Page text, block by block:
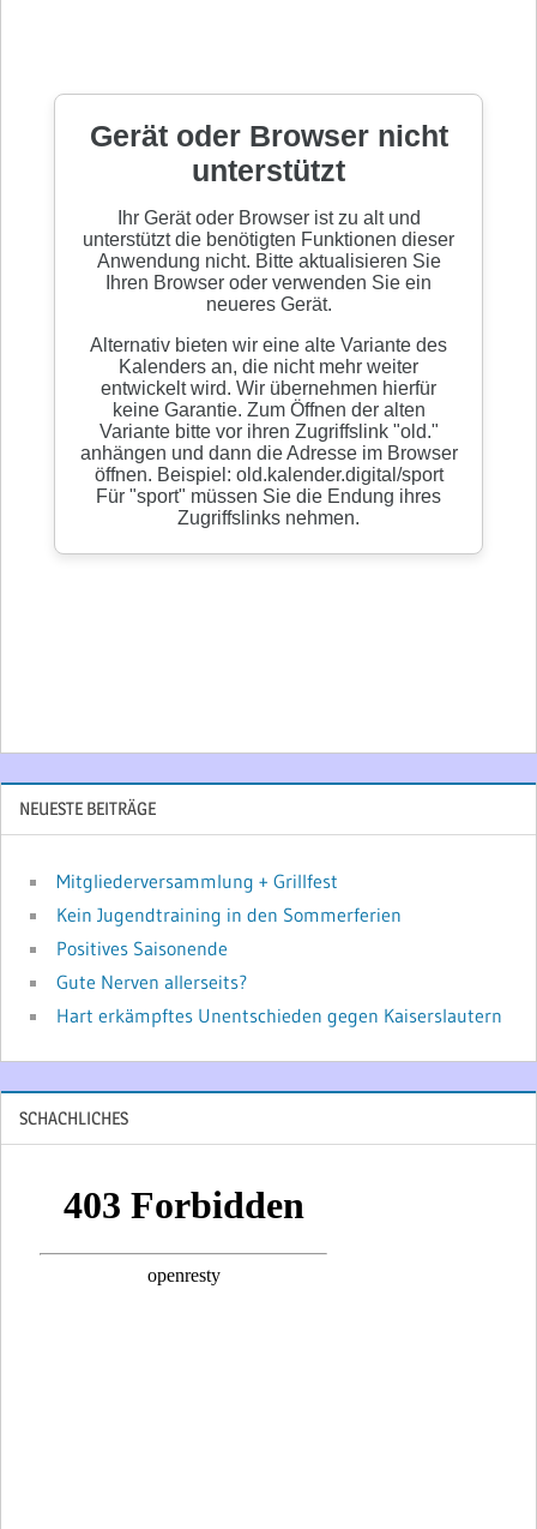
NEUESTE BEITRÄGE
Mitgliederversammlung + Grillfest
Kein Jugendtraining in den Sommerferien
Positives Saisonende
Gute Nerven allerseits?
Hart erkämpftes Unentschieden gegen Kaiserslautern
SCHACHLICHES